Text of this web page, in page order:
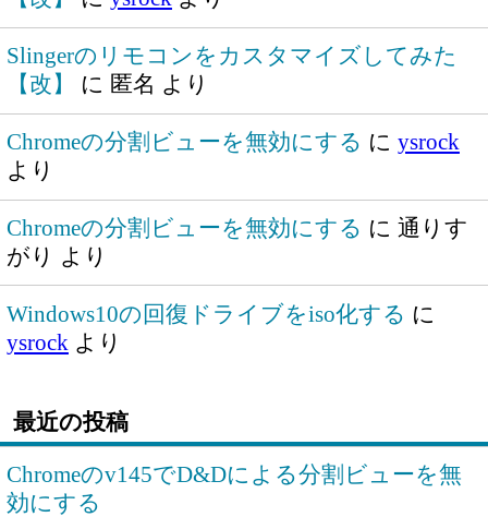
Slingerのリモコンをカスタマイズしてみた
【改】
に 匿名 より
Chromeの分割ビューを無効にする に ysrock
より
Chromeの分割ビューを無効にする に 通りす
がり より
Windows10の回復ドライブをiso化する に
ysrock より
最近の投稿
Chromeのv145でD&Dによる分割ビューを無
効にする